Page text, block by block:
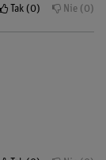
Tak 0 Nie 0